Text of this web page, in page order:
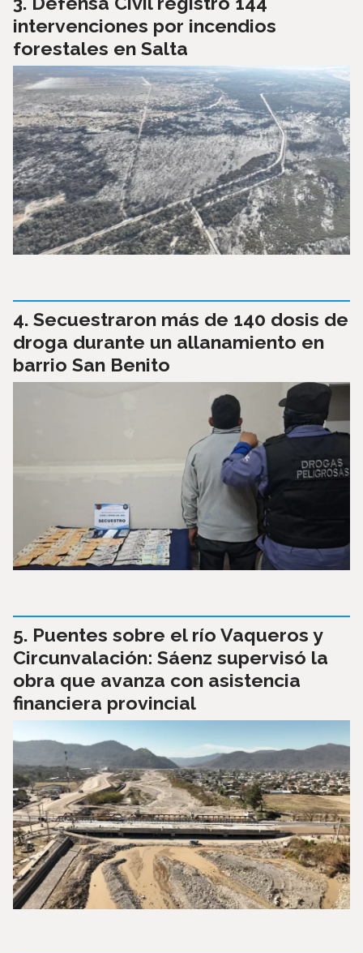
intervenciones por incendios
forestales en Salta
Secuestraron más de 140 dosis de
droga durante un allanamiento en
barrio San Benito
Puentes sobre el río Vaqueros y
Circunvalación: Sáenz supervisó la
obra que avanza con asistencia
financiera provincial